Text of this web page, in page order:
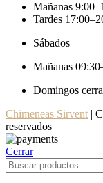
Mañanas
Tardes
Sábados
Mañanas
Domingos
Chimeneas Sirvent |
reservados
Cerrar